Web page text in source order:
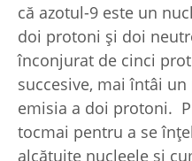
că azotul-9 este un
doi protoni și doi
înconjurat de cinci
succesive, mai întâi
emisia a doi protoni.
tocmai pentru a se
alcătuite nucleele și